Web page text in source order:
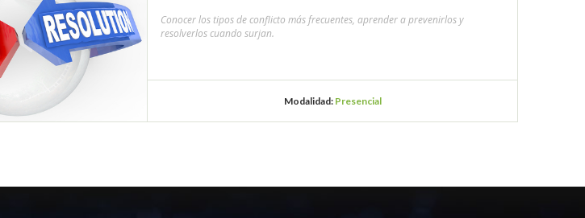
Conocer los tipos de conflicto más frecuentes, aprender a prevenirlos y
resolverlos cuando surjan.
Modalidad: Presencial